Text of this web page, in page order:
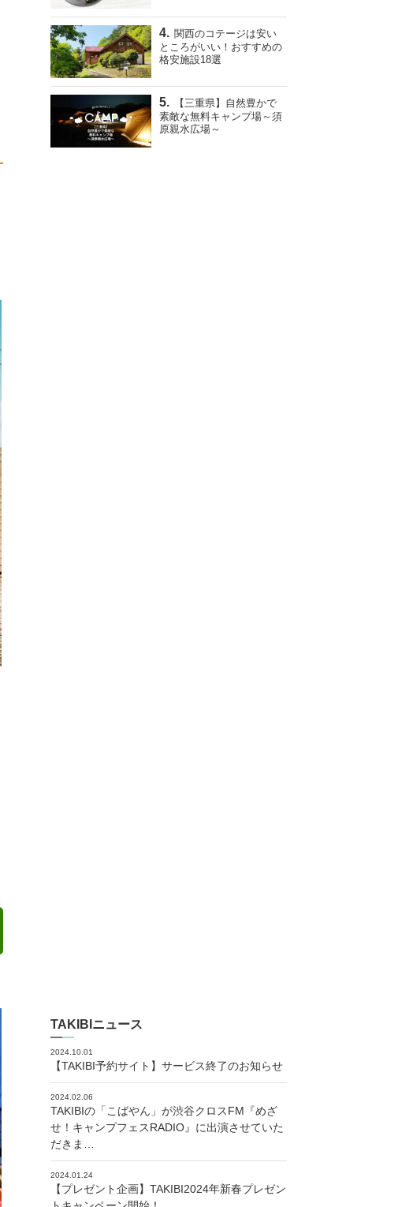
関西のコテージは安い
ところがいい！おすすめの
格安施設18選
【三重県】自然豊かで
素敵な無料キャンプ場～須
原親水広場～
TAKIBIニュース
2024.10.01
【TAKIBI予約サイト】サービス終了のお知らせ
2024.02.06
TAKIBIの「こばやん」が渋谷クロスFM『めざ
せ！キャンプフェスRADIO』に出演させていた
だきま…
2024.01.24
【プレゼント企画】TAKIBI2024年新春プレゼン